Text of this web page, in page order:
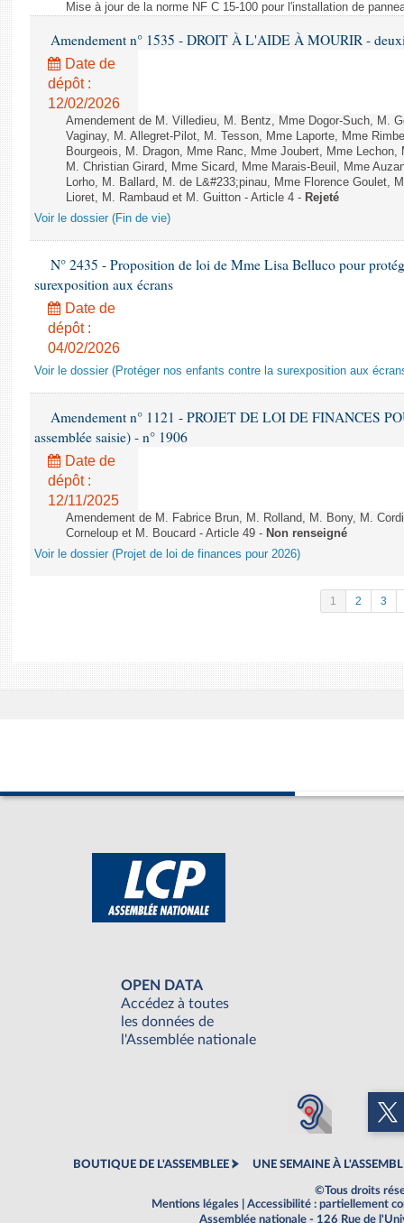
Mise à jour de la norme NF C 15-100 pour l'installation de
Amendement n° 1535 - DROIT À L'AIDE À MOURIR -
Date de
dépôt :
12/02/2026
Amendement de M. Villedieu, M. Bentz, Mme Dogor-Such, M.
Vaginay, M. Allegret-Pilot, M. Tesson, Mme Laporte, Mme
Bourgeois, M. Dragon, Mme Ranc, Mme Joubert, Mme
M. Christian Girard, Mme Sicard, Mme Marais-Beuil, Mme
Lorho, M. Ballard, M. de L&#233;pinau, Mme Florence Goulet,
Lioret, M. Rambaud et M. Guitton - Article 4 - Rejeté
Voir le dossier (Fin de vie)
N° 2435 - Proposition de loi de Mme Lisa Belluco pour
surexposition aux écrans
Date de
dépôt :
04/02/2026
Voir le dossier (Protéger nos enfants contre la surexposition aux
Amendement n° 1121 - PROJET DE LOI DE FINANCES
assemblée saisie) - n° 1906
Date de
dépôt :
12/11/2025
Amendement de M. Fabrice Brun, M. Rolland, M. Bony, M.
Corneloup et M. Boucard - Article 49 - Non renseigné
Voir le dossier (Projet de loi de finances pour 2026)
1 2 3
OPEN DATA
Accédez à toutes
les données de
l'Assemblée nationale
BOUTIQUE DE L'ASSEMBLEE UNE SEMAINE À
©Tous droits
Mentions légales
Accessibilité : partiellement
Assemblée nationale - 126 Rue de